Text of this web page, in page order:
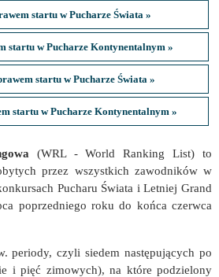
startu w Pucharze Świata »
startu w Pucharze Kontynentalnym »
startu w Pucharze Świata »
startu w Pucharze Kontynentalnym »
(WRL - World Ranking List) to
przez wszystkich zawodników w
Pucharu Świata i Letniej Grand
poprzedniego roku do końca czerwca
periody, czyli siedem następujących po
i pięć zimowych), na które podzielony